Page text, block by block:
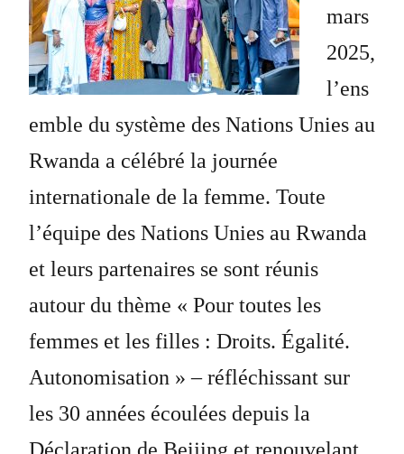
mars
2025,
l’ens
emble du système des Nations Unies au
Rwanda a célébré la journée
internationale de la femme. Toute
l’équipe des Nations Unies au Rwanda
et leurs partenaires se sont réunis
autour du thème « Pour toutes les
femmes et les filles : Droits. Égalité.
Autonomisation » – réfléchissant sur
les 30 années écoulées depuis la